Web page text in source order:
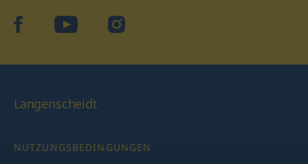
facebookYouTube Instagram
Langenscheidt
NUTZUNGSBEDINGUNGEN